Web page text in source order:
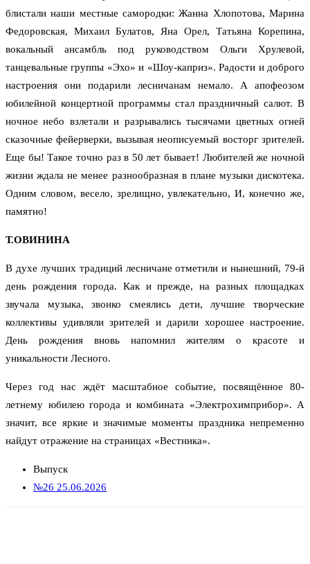
блистали наши местные самородки: Жанна Хлопотова, Марина
Федоровская, Михаил Булатов, Яна Орел, Татьяна Корепина,
вокальный ансамбль под руководством Ольги Хрулевой,
танцевальные группы «Эхо» и «Шоу-каприз». Радости и доброго
настроения они подарили лесничанам немало. А апофеозом
юбилейной концертной программы стал праздничный салют. В
ночное небо взлетали и разрывались тысячами цветных огней
сказочные фейерверки, вызывая неописуемый восторг зрителей.
Еще бы! Такое точно раз в 50 лет бывает! Любителей же ночной
жизни ждала не менее разнообразная в плане музыки дискотека.
Одним словом, весело, зрелищно, увлекательно, И, конечно же,
памятно!
Т.ОВИНИНА
В духе лучших традиций лесничане отметили и нынешний, 79-й
день рождения города. Как и прежде, на разных площадках
звучала музыка, звонко смеялись дети, лучшие творческие
коллективы удивляли зрителей и дарили хорошее настроение.
День рождения вновь напомнил жителям о красоте и
уникальности Лесного.
Через год нас ждёт масштабное событие, посвящённое 80-
летнему юбилею города и комбината «Электрохимприбор». А
значит, все яркие и значимые моменты праздника непременно
найдут отражение на страницах «Вестника».
Выпуск
№26 25.06.2026